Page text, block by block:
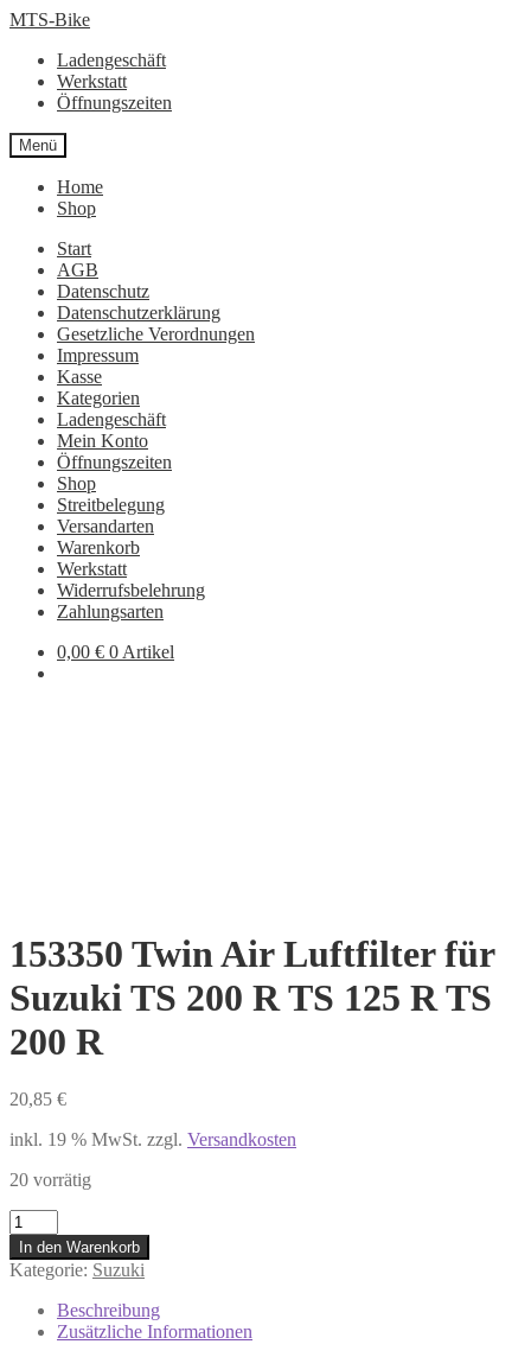
Zur
springen
Zum
springen
MTS-Bike
Ladengeschäft
Werkstatt
Öffnungszeiten
Menü
Home
Shop
Start
AGB
Datenschutz
Datenschutzerklärung
Gesetzliche Verordnungen
Impressum
Kasse
Kategorien
Ladengeschäft
Mein Konto
Öffnungszeiten
Shop
Streitbelegung
Versandarten
Warenkorb
Werkstatt
Widerrufsbelehrung
Zahlungsarten
0,00 € 0 Artikel
153350 Twin Air Luftfilter für
Suzuki TS 200 R TS 125 R TS
200 R
20,85 €
inkl. 19 % MwSt. zzgl. Versandkosten
20 vorrätig
153350
Twin
Air
Luftfilter
Suzuki
In den Warenkorb
Kategorie: Suzuki
Beschreibung
Zusätzliche Informationen